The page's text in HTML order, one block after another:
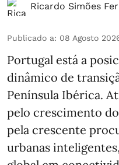
Ricardo Simões
Publicado a: 08 Agosto
Portugal está a
dinâmico de
Península Ibérica.
pelo crescimento
pela crescente
urbanas